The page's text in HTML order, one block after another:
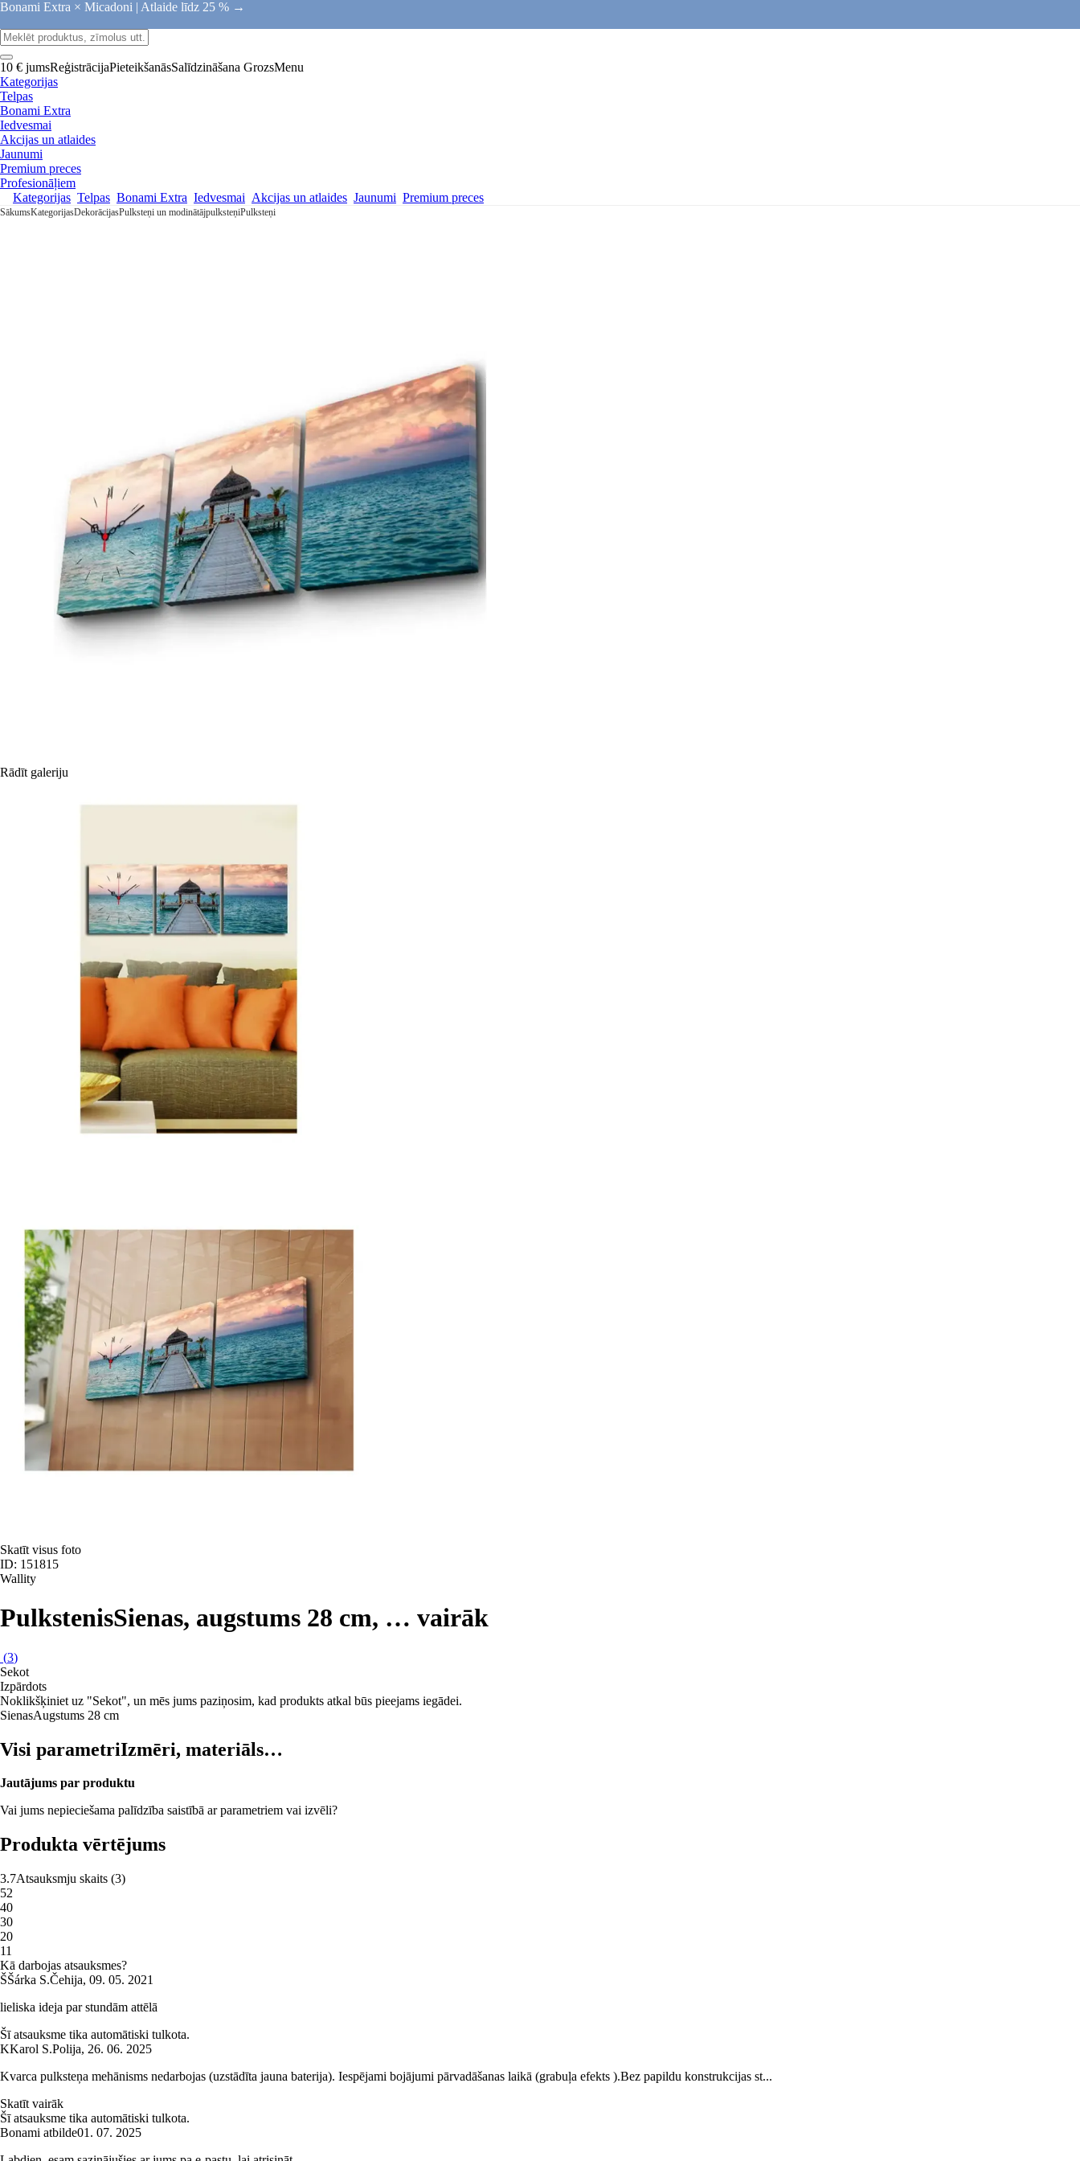
Bonami Extra × Micadoni | Atlaide līdz 25 % →
10 € jumsReģistrācijaPieteikšanāsSalīdzināšana GrozsMenu
Kategorijas
Telpas
Bonami Extra
Iedvesmai
Akcijas un atlaides
Jaunumi
Premium preces
Profesionāļiem
Kategorijas Telpas Bonami Extra Iedvesmai Akcijas un atlaides Jaunumi Premium preces
SākumsKategorijasDekorācijasPulksteņi un modinātājpulksteņiPulksteņi
Rādīt galeriju
Skatīt visus foto
ID: 151815
Wallity
PulkstenisSienas, augstums 28 cm, … vairāk
(3)
Sekot
Izpārdots
Noklikšķiniet uz "Sekot", un mēs jums paziņosim, kad produkts atkal būs pieejams iegādei.
SienasAugstums 28 cm
Visi parametriIzmēri, materiāls…
Jautājums par produktu
Vai jums nepieciešama palīdzība saistībā ar parametriem vai izvēli?
Produkta vērtējums
3.7Atsauksmju skaits (3)
52
40
30
20
11
Kā darbojas atsauksmes?
ŠŠárka S.Čehija, 09. 05. 2021
lieliska ideja par stundām attēlā
Šī atsauksme tika automātiski tulkota.
KKarol S.Polija, 26. 06. 2025
Kvarca pulksteņa mehānisms nedarbojas (uzstādīta jauna baterija). Iespējami bojājumi pārvadāšanas laikā (grabuļa efekts ).Bez papildu konstrukcijas st...
Skatīt vairāk
Šī atsauksme tika automātiski tulkota.
Bonami atbilde01. 07. 2025